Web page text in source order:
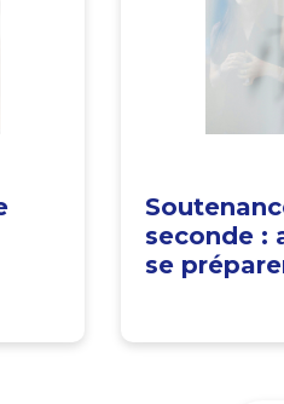
seconde :
se